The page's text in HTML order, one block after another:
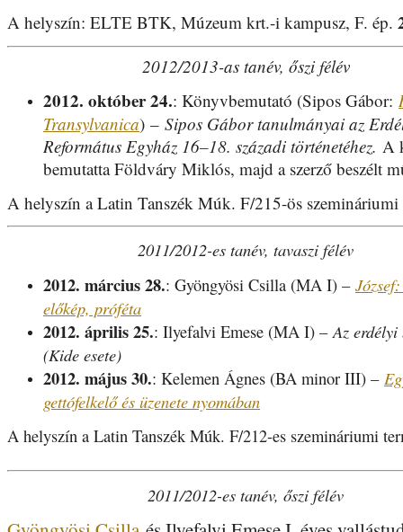
A helyszín: ELTE BTK, Múzeum krt.-i kampusz, F. ép.
2012/2013-as tanév, őszi félév
2012. október 24.: Könyvbemutató (Sipos Gábor:
Transylvanica) – Sipos Gábor tanulmányai az
Református Egyház 16–18. századi történetéhez. A
bemutatta Földváry Miklós, majd a szerző beszélt
A helyszín a Latin Tanszék Múk. F/215-ös
2011/2012-es tanév, tavaszi félév
2012. március 28.: Gyöngyösi Csilla (MA I) –
előkép, próféta
2012. április 25.: Ilyefalvi Emese (MA I) – Az erdélyi
(Kide esete)
2012. május 30.: Kelemen Ágnes (BA minor III) –
gettófelkelő és üzenete nyomában
A helyszín a Latin Tanszék Múk. F/212-es szemináriumi
2011/2012-es tanév, őszi félév